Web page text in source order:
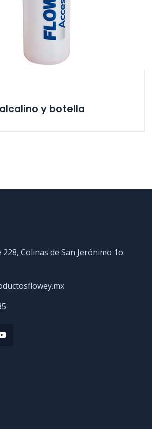
y botella
228, Colinas de San Jerónimo 1o.